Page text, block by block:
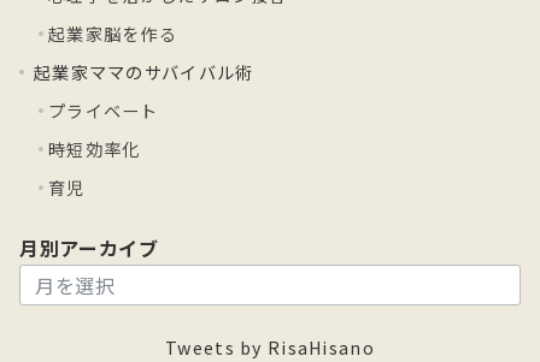
起業家脳を作る
起業家ママのサバイバル術
プライベート
時短効率化
育児
月別アーカイブ
別
Tweets by RisaHisano